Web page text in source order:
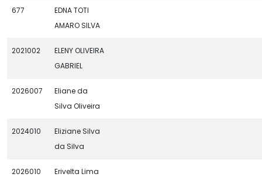
677
EDNA TOTI
AMARO SILVA
2021002
ELENY OLIVEIRA
GABRIEL
2026007
Eliane da
Silva Oliveira
2024010
Eliziane Silva
da Silva
2026010
Erivelta Lima